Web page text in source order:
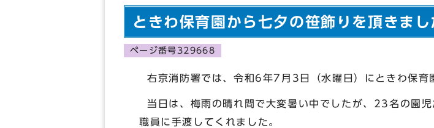
ときわ保育園から七夕の笹飾りを頂きまし
ページ番号329668
右京消防署では、令和6年7月3日（水曜日）にときわ保育
当日は、梅雨の晴れ間で大変暑い中でしたが、23名の園
職員に手渡してくれました。